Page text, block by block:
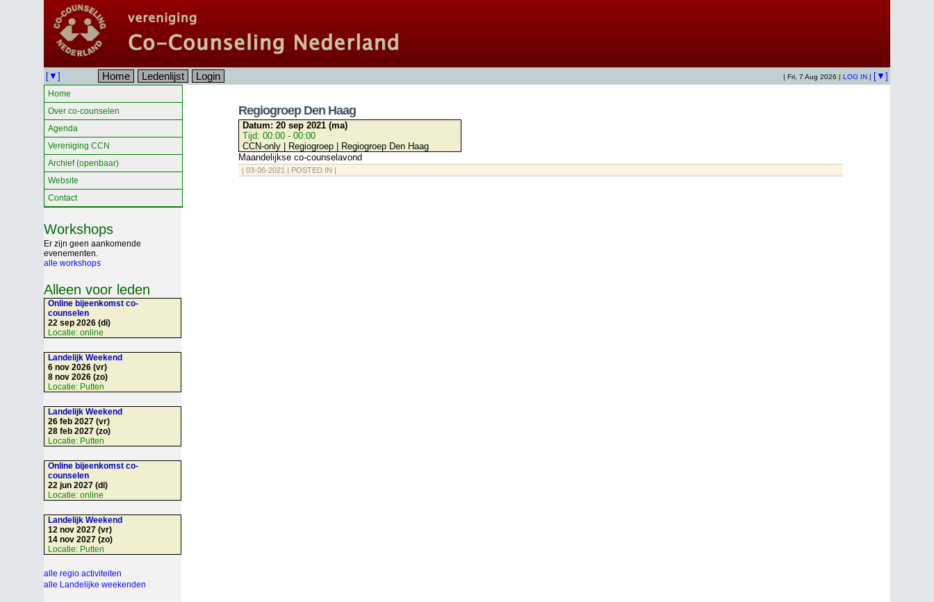
[▼] Home Ledenlijst Login | Fri, 7 Aug 2026 | LOG IN | [▼]
Regiogroep Den Haag
Datum: 20 sep 2021 (ma)
Tijd: 00:00 - 00:00
CCN-only | Regiogroep | Regiogroep Den Haag
Maandelijkse co-counselavond
| 03-06-2021 | POSTED IN |
Home
Over co-counselen
Agenda
Vereniging CCN
Archief (openbaar)
Website
Contact
Workshops
Er zijn geen aankomende
evenementen.
alle workshops
Alleen voor leden
Online bijeenkomst co-
counselen
22 sep 2026 (di)
Locatie: online
Landelijk Weekend
6 nov 2026 (vr)
8 nov 2026 (zo)
Locatie: Putten
Landelijk Weekend
26 feb 2027 (vr)
28 feb 2027 (zo)
Locatie: Putten
Online bijeenkomst co-
counselen
22 jun 2027 (di)
Locatie: online
Landelijk Weekend
12 nov 2027 (vr)
14 nov 2027 (zo)
Locatie: Putten
alle regio activiteiten
alle Landelijke weekenden